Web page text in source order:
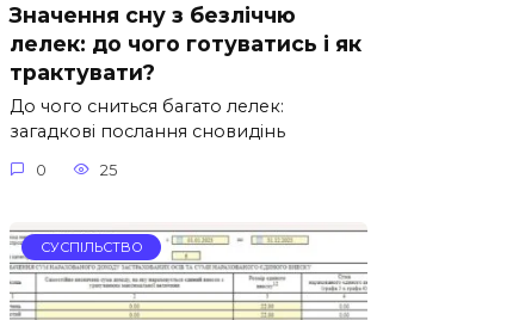
Значення сну з безліччю
лелек: до чого готуватись і як
трактувати?
До чого сниться багато лелек:
загадкові послання сновидінь
0 25
СУСПІЛЬСТВО